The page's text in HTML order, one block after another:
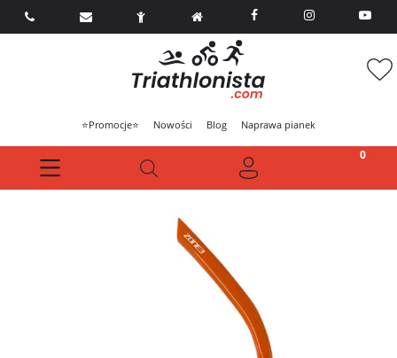
  
⭐Promocje⭐ Nowości Blog Naprawa pianek